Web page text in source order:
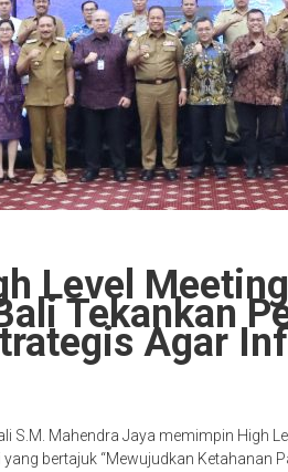
Level
Tekankan
Agar
S.M. Mahendra Jaya memimpin High
bertajuk “Mewujudkan Ketahanan